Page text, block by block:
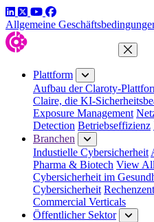
LinkedIn
TwitterYouTube
Facebook
Allgemeine
Menü
Plattform
Aufbau der Claroty-
Claire, die KI-
Exposure Management
Detection Betriebseffizienz
Branchen
Industielle Cybersicherheit
Pharma & Biotech View
Cybersicherheit im
Cybersicherheit
Commercial Verticals
Öffentlicher Sektor